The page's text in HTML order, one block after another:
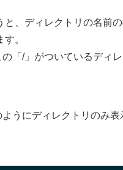
と、ディレクトリの名前
。
「/」がついているディ
うにディレクトリのみ表